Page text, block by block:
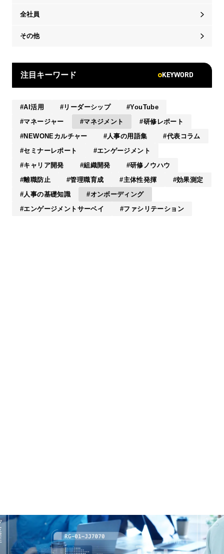
全社員
その他
注目キーワード KEYWORD
AI活用 リーダーシップ
YouTube
マネージャー
マネジメント
研修レポート
NEWONEカルチャー
人事の用語集
代表コラム
セミナーレポート
エンゲージメント
キャリア開発
組織開発
研修ノウハウ
離職防止
管理職育成 主体性発揮
効果測定
人事の基礎知識
オンボーディング
エンゲージメントサーベイ
ファシリテーション